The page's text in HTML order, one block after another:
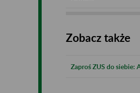
Zobacz także
Zaproś ZUS do siebie: